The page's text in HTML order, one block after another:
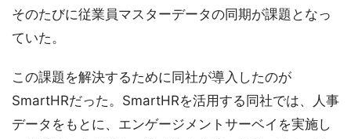
そのたびに従業員マスターデータの同期が課題となっ
ていた。
この課題を解決するために同社が導入したのが
SmartHRだった。SmartHRを活用する同社では、人事
データをもとに、エンゲージメントサーベイを実施し